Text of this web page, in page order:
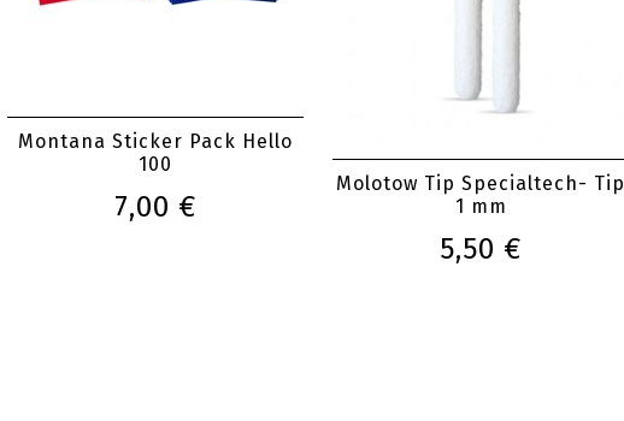
Montana Sticker Pack Hello
100
7,00 €
Molotow Tip Specialtech- Tip
1 mm
5,50 €